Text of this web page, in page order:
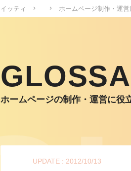
イッティ ホームページ制作・運営
ホームページの制作・運営に役
UPDATE : 2012/10/13